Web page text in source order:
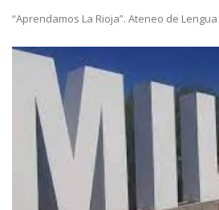
“Aprendamos La Rioja”. Ateneo de